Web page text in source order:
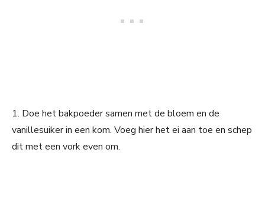
1. Doe het bakpoeder samen met de bloem en de
vanillesuiker in een kom. Voeg hier het ei aan toe en schep
dit met een vork even om.